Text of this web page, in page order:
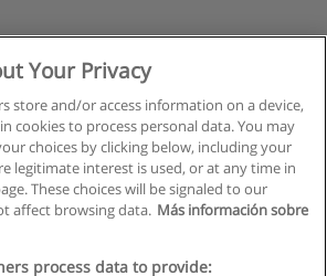
Your Privacy
store and/or access information on a device,
cookies to process personal data. You may
choices by clicking below, including your
legitimate interest is used, or at any time in
These choices will be signaled to our
affect browsing data. Más información sobre
process data to provide: